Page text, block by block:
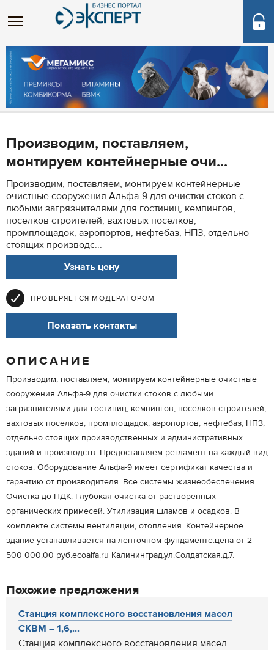
Производим, поставляем,
монтируем контейнерные очи...
Производим, поставляем, монтируем контейнерные
очистные сооружения Альфа-9 для очистки стоков с
любыми загрязнителями для гостиниц, кемпингов,
поселков строителей, вахтовых поселков,
промплощадок, аэропортов, нефтебаз, НПЗ, отдельно
стоящих производс...
Узнать цену
ПРОВЕРЯЕТСЯ МОДЕРАТОРОМ
Показать контакты
ОПИСАНИЕ
Производим, поставляем, монтируем контейнерные очистные
сооружения Альфа-9 для очистки стоков с любыми
загрязнителями для гостиниц, кемпингов, поселков строителей,
вахтовых поселков, промплощадок, аэропортов, нефтебаз, НПЗ,
отдельно стоящих производственных и административных
зданий и производств. Предоставляем регламент на каждый вид
стоков. Оборудование Альфа-9 имеет сертификат качества и
гарантию от производителя. Все системы жизнеобеспечения.
Очистка до ПДК. Глубокая очистка от растворенных
органических примесей. Утилизация шламов и осадков. В
комплекте системы вентиляции, отопления. Контейнерное
здание устанавливается на ленточном фундаменте.цена от 2
500 000,00 руб.ecoalfa.ru Калининград.ул.Солдатская.д.7.
Похожие предложения
Станция комплексного восстановления масел
СКВМ – 1,6,...
Станция комплексного восстановления масел